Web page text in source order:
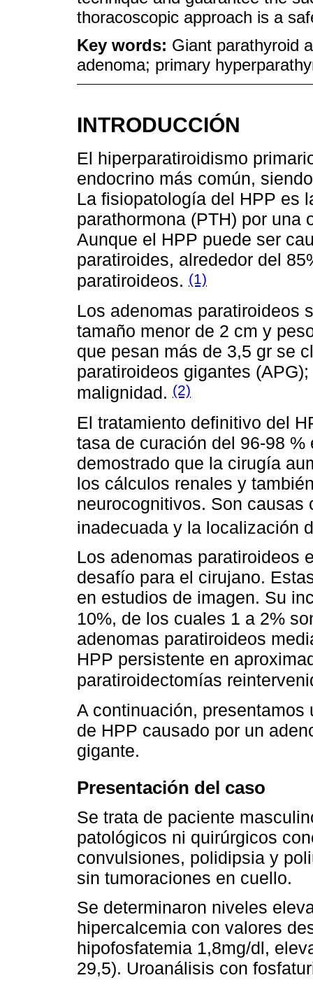
thoracoscopic approach is a
Key words: Giant parathyroid
adenoma; primary
INTRODUCCIÓN
El hiperparatiroidismo
endocrino más común,
La fisiopatología del HPP es
parathormona (PTH) por una
Aunque el HPP puede ser
paratiroides, alrededor del
paratiroideos. (1)
Los adenomas paratiroideos
tamaño menor de 2 cm y
que pesan más de 3,5 gr se
paratiroideos gigantes
malignidad. (2)
El tratamiento definitivo del
tasa de curación del 96-98
demostrado que la cirugía
los cálculos renales y
neurocognitivos. Son causas
inadecuada y la localización
Los adenomas paratiroideos
desafío para el cirujano.
en estudios de imagen. Su
10%, de los cuales 1 a 2%
adenomas paratiroideos
HPP persistente en
paratiroidectomías
A continuación,
de HPP causado por un
gigante.
Presentación del caso
Se trata de paciente
patológicos ni quirúrgicos
convulsiones, polidipsia y
sin tumoraciones en cuello.
Se determinaron niveles
hipercalcemia con valores
hipofosfatemia 1,8mg/dl,
29,5). Uroanálisis con